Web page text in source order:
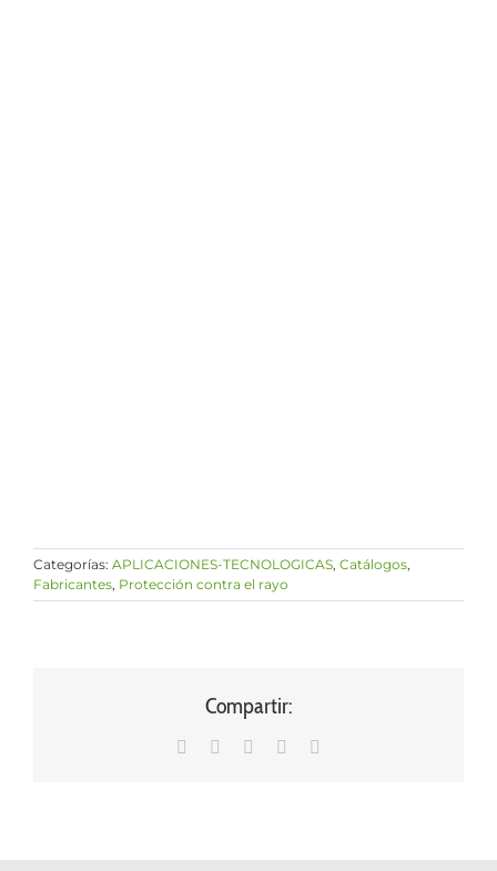
Categorías: APLICACIONES-TECNOLOGICAS, Catálogos,
Fabricantes, Protección contra el rayo
Compartir:
WhatsAppLinkedInFacebook